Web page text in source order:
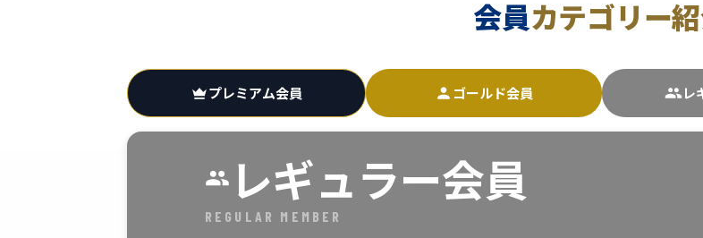
会員カテゴリー
プレミアム会員 ゴールド会員 レ
レギュラー会員
REGULAR MEMBER